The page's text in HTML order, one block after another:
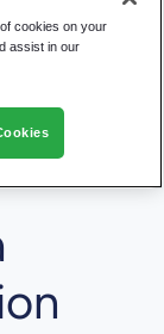
modèles jugés
réguliers
législation sur
GenAI dans
cookies on your
assist in our